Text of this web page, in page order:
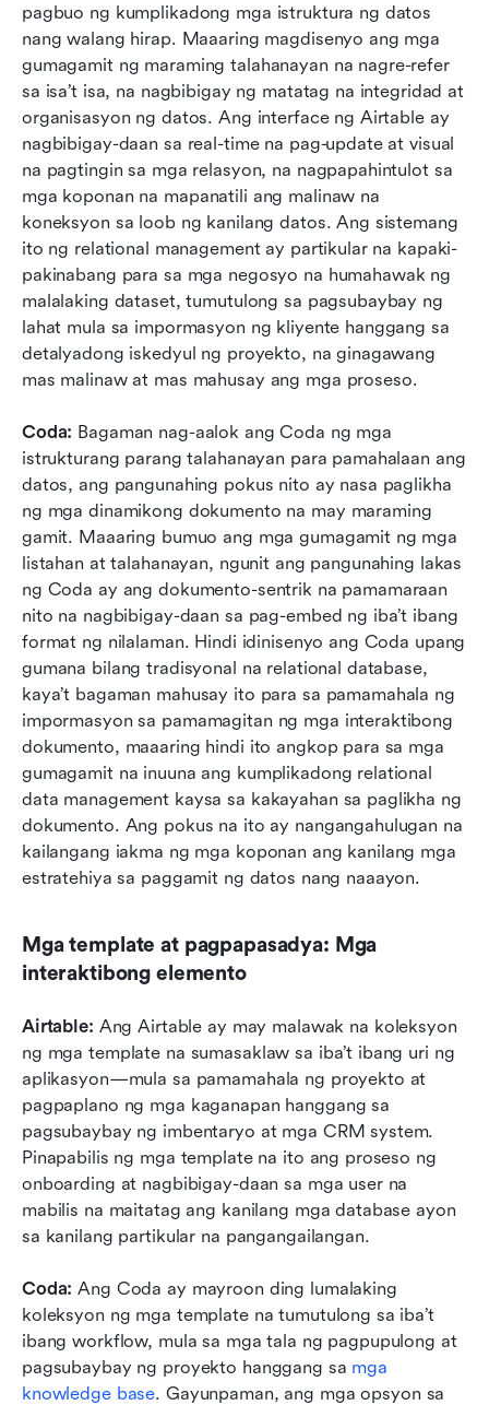
pagbuo ng kumplikadong mga istruktura ng datos
nang walang hirap. Maaaring magdisenyo ang mga
gumagamit ng maraming talahanayan na nagre-refer
sa isa’t isa, na nagbibigay ng matatag na integridad at
organisasyon ng datos. Ang interface ng Airtable ay
nagbibigay-daan sa real-time na pag-update at visual
na pagtingin sa mga relasyon, na nagpapahintulot sa
mga koponan na mapanatili ang malinaw na
koneksyon sa loob ng kanilang datos. Ang sistemang
ito ng relational management ay partikular na kapaki-
pakinabang para sa mga negosyo na humahawak ng
malalaking dataset, tumutulong sa pagsubaybay ng
lahat mula sa impormasyon ng kliyente hanggang sa
detalyadong iskedyul ng proyekto, na ginagawang
mas malinaw at mas mahusay ang mga proseso.
Coda: Bagaman nag-aalok ang Coda ng mga
istrukturang parang talahanayan para pamahalaan ang
datos, ang pangunahing pokus nito ay nasa paglikha
ng mga dinamikong dokumento na may maraming
gamit. Maaaring bumuo ang mga gumagamit ng mga
listahan at talahanayan, ngunit ang pangunahing lakas
ng Coda ay ang dokumento-sentrik na pamamaraan
nito na nagbibigay-daan sa pag-embed ng iba’t ibang
format ng nilalaman. Hindi idinisenyo ang Coda upang
gumana bilang tradisyonal na relational database,
kaya’t bagaman mahusay ito para sa pamamahala ng
impormasyon sa pamamagitan ng mga interaktibong
dokumento, maaaring hindi ito angkop para sa mga
gumagamit na inuuna ang kumplikadong relational
data management kaysa sa kakayahan sa paglikha ng
dokumento. Ang pokus na ito ay nangangahulugan na
kailangang iakma ng mga koponan ang kanilang mga
estratehiya sa paggamit ng datos nang naaayon.
Mga template at pagpapasadya: Mga
interaktibong elemento
Airtable: Ang Airtable ay may malawak na koleksyon
ng mga template na sumasaklaw sa iba’t ibang uri ng
aplikasyon—mula sa pamamahala ng proyekto at
pagpaplano ng mga kaganapan hanggang sa
pagsubaybay ng imbentaryo at mga CRM system.
Pinapabilis ng mga template na ito ang proseso ng
onboarding at nagbibigay-daan sa mga user na
mabilis na maitatag ang kanilang mga database ayon
sa kanilang partikular na pangangailangan.
Coda: Ang Coda ay mayroon ding lumalaking
koleksyon ng mga template na tumutulong sa iba’t
ibang workflow, mula sa mga tala ng pagpupulong at
pagsubaybay ng proyekto hanggang sa mga
knowledge base. Gayunpaman, ang mga opsyon sa